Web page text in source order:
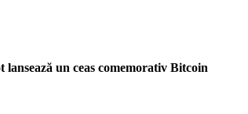
un ceas comemorativ Bitcoin